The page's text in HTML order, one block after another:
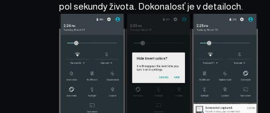
pol sekundy života. Dokonalosť je v detailoch.